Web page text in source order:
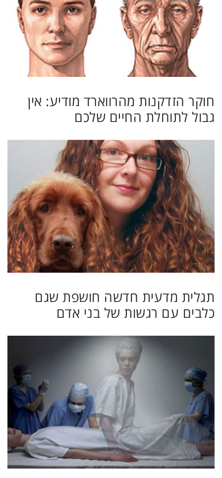
חוקר הזדקנות מהרווארד מודיע: אין
גבול לתוחלת החיים שלכם
תגלית מדעית חדשה חושפת שגם
כלבים עם רגשות של בני אדם